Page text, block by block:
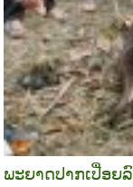
ພະຍາດປາກເປື່ອຍ